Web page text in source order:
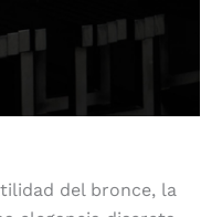
del bronce, la